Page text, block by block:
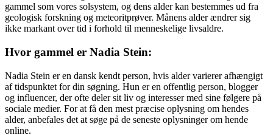
gammel som vores solsystem, og dens alder kan bestemmes ud fra
geologisk forskning og meteoritprøver. Månens alder ændrer sig
ikke markant over tid i forhold til menneskelige livsaldre.
Hvor gammel er Nadia Stein:
Nadia Stein er en dansk kendt person, hvis alder varierer afhængigt
af tidspunktet for din søgning. Hun er en offentlig person, blogger
og influencer, der ofte deler sit liv og interesser med sine følgere på
sociale medier. For at få den mest præcise oplysning om hendes
alder, anbefales det at søge på de seneste oplysninger om hende
online.